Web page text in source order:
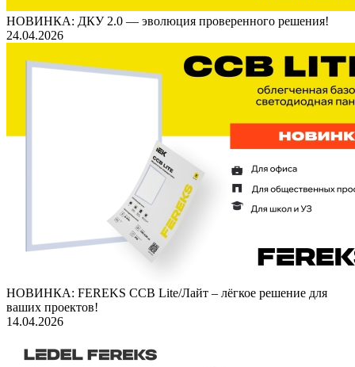
НОВИНКА: ДКУ 2.0 — эволюция проверенного решения!
24.04.2026
НОВИНКА: FEREKS ССВ Lite/Лайт – лёгкое решение для
ваших проектов!
14.04.2026